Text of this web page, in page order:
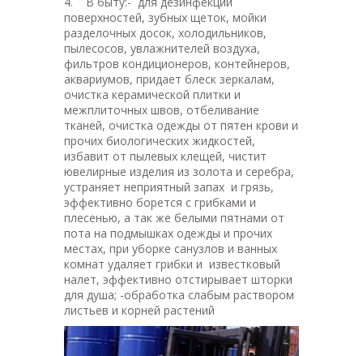
поверхностей, зубных щеток, мойки
разделочных досок, холодильников,
пылесосов, увлажнителей воздуха,
фильтров кондиционеров, контейнеров,
аквариумов, придает блеск зеркалам,
очистка керамической плитки и
межплиточных швов, отбеливание
тканей, очистка одежды от пятен крови и
прочих биологических жидкостей,
избавит от пылевых клещей, чистит
ювелирные изделия из золота и серебра,
устраняет неприятный запах и грязь,
эффективно борется с грибками и
плесенью, а так же белыми пятнами от
пота на подмышках одежды и прочих
местах, при уборке санузлов и ванных
комнат удаляет грибки и известковый
налет, эффективно отстирывает шторки
для душа; -обработка слабым раствором
листьев и корней растений